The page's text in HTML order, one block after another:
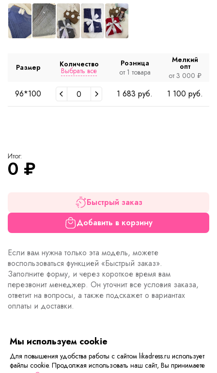
Размер Количество
Выбрать все
Розница
от 1 товара
Мелкий
опт
от 3 000 ₽
96*100 1 683 руб. 1 100 руб.
Итог:
0 ₽
Быстрый заказ
Добавить в корзину
Если вам нужна только эта модель, можете
воспользоваться функцией «Быстрый заказ».
Заполните форму, и через короткое время вам
перезвонит менеджер. Он уточнит все условия заказа,
ответит на вопросы, а также подскажет о вариантах
оплаты и доставки.
Описание товараХарактеристики товара
Мягкий, дышащий и теплый, вязанный плед очень
Мы используем cookie
Для повышения удобства работы с сайтом likadress.ru использует
файлы cookie. Продолжая использовать наш сайт, Вы принимаете